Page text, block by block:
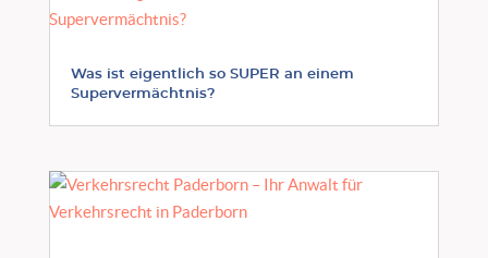
Was ist eigentlich so SUPER an einem
Supervermächtnis?